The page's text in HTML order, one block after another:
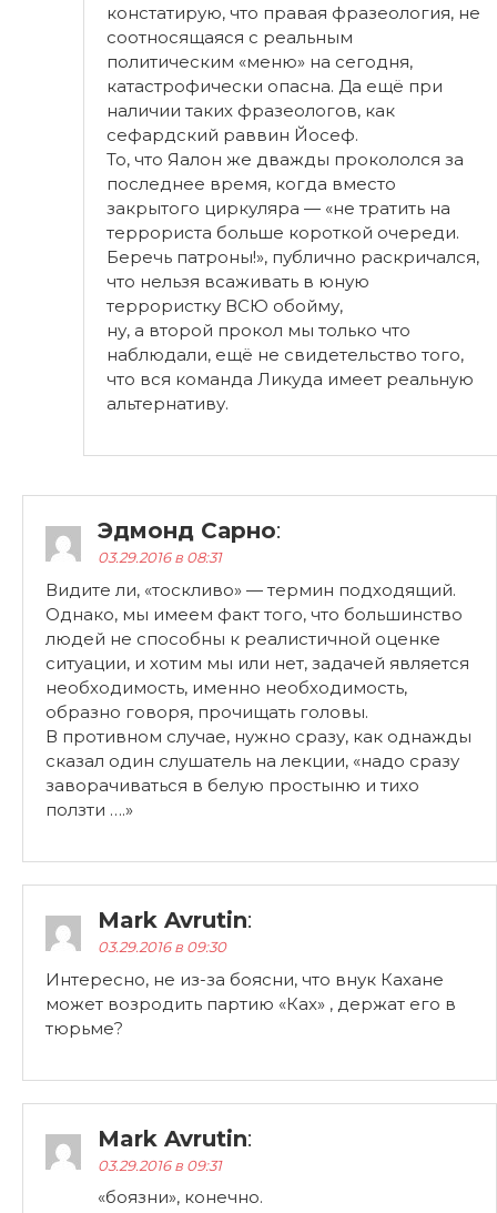
констатирую, что правая фразеология, не
соотносящаяся с реальным
политическим «меню» на сегодня,
катастрофически опасна. Да ещё при
наличии таких фразеологов, как
сефардский раввин Йосеф.
То, что Яалон же дважды прокололся за
последнее время, когда вместо
закрытого циркуляра — «не тратить на
террориста больше короткой очереди.
Беречь патроны!», публично раскричался,
что нельзя всаживать в юную
террористку ВСЮ обойму,
ну, а второй прокол мы только что
наблюдали, ещё не свидетельство того,
что вся команда Ликуда имеет реальную
альтернативу.
Эдмонд Сарно:
03.29.2016 в 08:31
Видите ли, «тоскливо» — термин подходящий.
Однако, мы имеем факт того, что большинство
людей не способны к реалистичной оценке
ситуации, и хотим мы или нет, задачей является
необходимость, именно необходимость,
образно говоря, прочищать головы.
В противном случае, нужно сразу, как однажды
сказал один слушатель на лекции, «надо сразу
заворачиваться в белую простыню и тихо
ползти ….»
Mark Avrutin:
03.29.2016 в 09:30
Интересно, не из-за боясни, что внук Кахане
может возродить партию «Ках» , держат его в
тюрьме?
Mark Avrutin:
03.29.2016 в 09:31
«боязни», конечно.